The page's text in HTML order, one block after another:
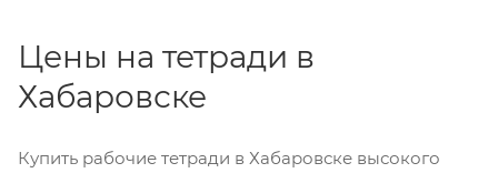
Цены на тетради в
Хабаровске
Купить рабочие тетради в Хабаровске высокого